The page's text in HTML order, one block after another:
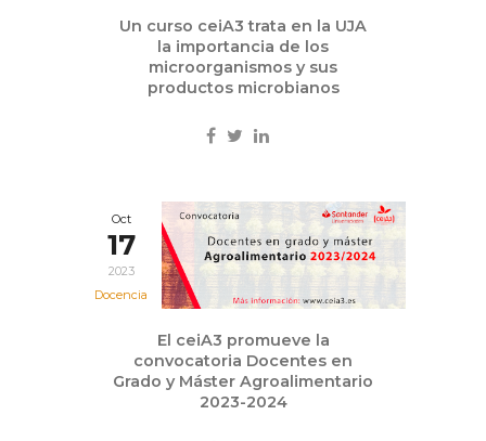
Un curso ceiA3 trata en la UJA
la importancia de los
microorganismos y sus
productos microbianos
Oct
17
2023
Docencia
El ceiA3 promueve la
convocatoria Docentes en
Grado y Máster Agroalimentario
2023-2024